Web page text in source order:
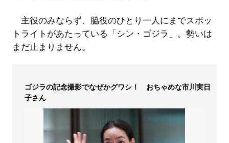
主役のみならず、脇役のひとり一人にまでスポッ
トライトがあたっている「シン・ゴジラ」。勢いは
まだ止まりません。
ゴジラの記念撮影でなぜかグワシ！ おちゃめな市川実日
子さん